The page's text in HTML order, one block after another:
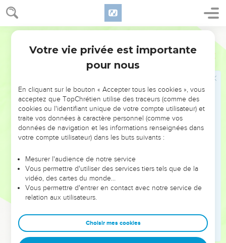
Esaïe 36
וַֽיַּעֲמֹד֙ רַב־שָׁקֵ֔ה וַיִּקְרָ֥א בְקוֹל־גָּד֖וֹל יְהוּדִ֑ית וַיֹּ֕אמֶר שִׁמְע֗וּ אֶת־דִּבְרֵ֛י
הַמֶּ֥לֶךְ הַגָּד֖וֹל מֶ֥לֶךְ אַשּֽׁוּר׃
כֹּ֚ה אָמַ֣ר הַמֶּ֔לֶךְ אַל־יַשִּׁ֥א לָכֶ֖ם חִזְקִיָּ֑הוּ כִּ֥י לֹֽא־יוּכַ֖ל לְהַצִּ֥יל אֶתְכֶֽם׃
15
וְאַל־יַבְטַ֨ח אֶתְכֶ֤ם חִזְקִיָּ֙הוּ֙ אֶל־יְהוָ֣ה לֵאמֹ֔ר הַצֵּ֥ל יַצִּילֵ֖נוּ יְהוָ֑ה לֹ֤א
16
וּצְא֣וּ אֵלַ֔י וְאִכְל֤וּ אִישׁ־גַּפְנוֹ֙ וְאִ֣ישׁ תְּאֵנָת֔וֹ וּשְׁת֖וּ אִ֥ישׁ מֵי־בוֹרֽוֹ׃
עַד־בֹּאִ֕י וְלָקַחְתִּ֥י אֶתְכֶ֖ם אֶל־אֶ֣רֶץ כְּאַרְצְכֶ֑ם אֶ֤רֶץ דָּגָן֙ וְתִיר֔וֹשׁ אֶ֥רֶץ
לֶ֖חֶם וּכְרָמִֽים׃
פֶּן־יַסִּ֨ית אֶתְכֶ֤ם חִזְקִיָּ֙הוּ֙ לֵאמֹ֔ר יְהוָ֖ה יַצִּילֵ֑נוּ הַהִצִּ֜ילוּ אֱלֹהֵ֤י הַגּוֹיִם֙ אִ֣ישׁ
אֶת־אַרְצ֔וֹ מִיַּ֖ד מֶ֥לֶךְ אַשּֽׁוּר׃
אַיֵּ֞ה אֱלֹהֵ֤י חֲמָת֙ וְאַרְפָּ֔ד אַיֵּ֖ה אֱלֹהֵ֣י סְפַרְוָ֑יִם וְכִֽי־הִצִּ֥ילוּ אֶת־שֹׁמְר֖וֹן
מִיָּדִֽי׃
מִ֗י בְּכָל־אֱלֹהֵ֤י הָֽאֲרָצוֹת֙ הָאֵ֔לֶּה אֲשֶׁר־הִצִּ֥ילוּ אֶת־אַרְצָ֖ם מִיָּדִ֑י כִּֽי־יַצִּ֧יל
יְהוָ֛ה אֶת־יְרוּשָׁלִַ֖ם מִיָּדִֽי׃
וַיָּבֹ֣א אֶלְיָקִ֣ים בֶּן־חִלְקִיָּ֣הוּ אֲשֶׁר־עַל־הַ֠בַּיִת וְשֶׁבְנָ֨א הַסּוֹפֵ֜ר וְיוֹאָ֨ח
בֶּן־אָסָ֧ף הַמַּזְכִּ֛יר אֶל־חִזְקִיָּ֖הוּ קְרוּעֵ֣י בְגָדִ֑ים וַיַּגִּ֣ידוּ ל֔וֹ אֵ֖ת דִּבְרֵ֥י
Votre vie privée est importante
pour nous
En cliquant sur le bouton « Accepter tous les cookies », vous
acceptez que TopChrétien utilise des traceurs (comme des
cookies ou l'identifiant unique de votre compte utilisateur) et
traite vos données à caractère personnel (comme vos
données de navigation et les informations renseignées dans
votre compte utilisateur) dans les buts suivants :
Mesurer l'audience de notre service
Vous permettre d'utiliser des services tiers tels que de la
vidéo, des cartes du monde…
Vous permettre d'entrer en contact avec notre service de
relation aux utilisateurs.
Choisir mes cookies